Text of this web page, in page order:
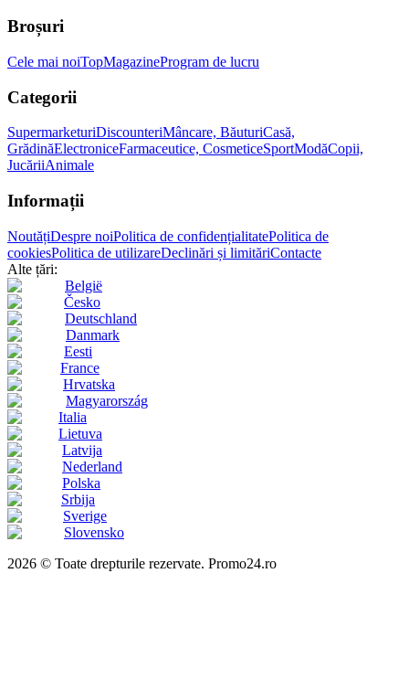
Broșuri
Cele mai noiTopMagazineProgram de lucru
Categorii
SupermarketuriDiscounteriMâncare, BăuturiCasă,
GrădinăElectroniceFarmaceutice, CosmeticeSportModăCopii,
JucăriiAnimale
Informații
NoutățiDespre noiPolitica de confidențialitatePolitica de
cookiesPolitica de utilizareDeclinări și limităriContacte
Alte țări:
België
Česko
Deutschland
Danmark
Eesti
France
Hrvatska
Magyarország
Italia
Lietuva
Latvija
Nederland
Polska
Srbija
Sverige
Slovensko
2026 © Toate drepturile rezervate. Promo24.ro